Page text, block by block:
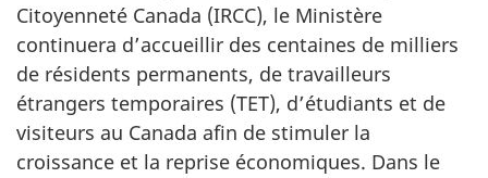
Citoyenneté Canada (IRCC), le Ministère
continuera d’accueillir des centaines de milliers
de résidents permanents, de travailleurs
étrangers temporaires (TET), d’étudiants et de
visiteurs au Canada afin de stimuler la
croissance et la reprise économiques. Dans le